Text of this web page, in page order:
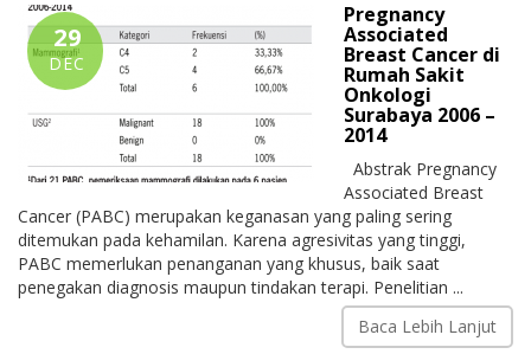
29
DEC
Pregnancy
Associated
Breast Cancer di
Rumah Sakit
Onkologi
Surabaya 2006 –
2014
Abstrak Pregnancy
Associated Breast
Cancer (PABC) merupakan keganasan yang paling sering
ditemukan pada kehamilan. Karena agresivitas yang tinggi,
PABC memerlukan penanganan yang khusus, baik saat
penegakan diagnosis maupun tindakan terapi. Penelitian ...
Baca Lebih Lanjut